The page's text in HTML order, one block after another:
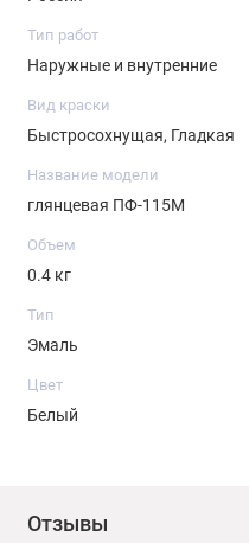
Тип работ
Наружные и внутренние
Вид краски
Быстросохнущая, Гладкая
Название модели
глянцевая ПФ-115М
Объем
0.4 кг
Тип
Эмаль
Цвет
Белый
Отзывы